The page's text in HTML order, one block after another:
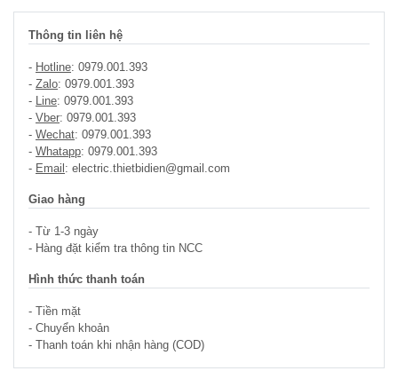
Thông tin liên hệ
- Hotline: 0979.001.393
- Zalo: 0979.001.393
- Line: 0979.001.393
- Vber: 0979.001.393
- Wechat: 0979.001.393
- Whatapp: 0979.001.393
- Email : electric.thietbidien@gmail.com
Giao hàng
- Từ 1-3 ngày
- Hàng đặt kiểm tra thông tin NCC
Hình thức thanh toán
- Tiền mặt
- Chuyển khoản
- Thanh toán khi nhận hàng (COD)